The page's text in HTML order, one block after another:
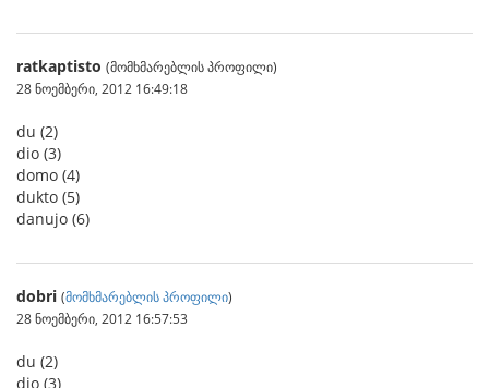
ratkaptisto (მომხმარებლის პროფილი)
28 ნოემბერი, 2012 16:49:18
du (2)
dio (3)
domo (4)
dukto (5)
danujo (6)
dobri (მომხმარებლის პროფილი)
28 ნოემბერი, 2012 16:57:53
du (2)
dio (3)